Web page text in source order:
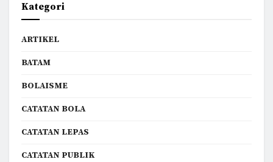
Kategori
ARTIKEL
BATAM
BOLAISME
CATATAN BOLA
CATATAN LEPAS
CATATAN PUBLIK